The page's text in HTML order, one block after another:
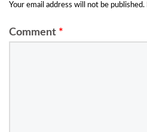
Your email address will not be published.
Comment *